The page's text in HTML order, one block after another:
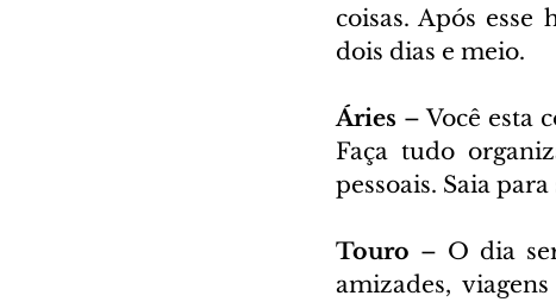
coisas. Após
dois dias e meio.
Áries – Você esta
Faça tudo
pessoais. Saia
Touro – O dia
amizades,